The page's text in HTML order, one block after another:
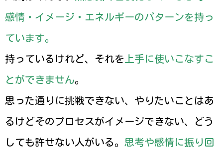
感情・イメージ・エネルギーのパターンを持っ
ています。
持っているけれど、それを上手に使いこなすこ
とができません。
思った通りに挑戦できない、やりたいことはあ
るけどそのプロセスがイメージできない、どう
しても許せない人がいる。 思考や感情に振り回